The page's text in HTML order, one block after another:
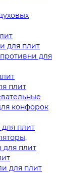
для плит
для
плит
конфорок
плит
для плит
для плит